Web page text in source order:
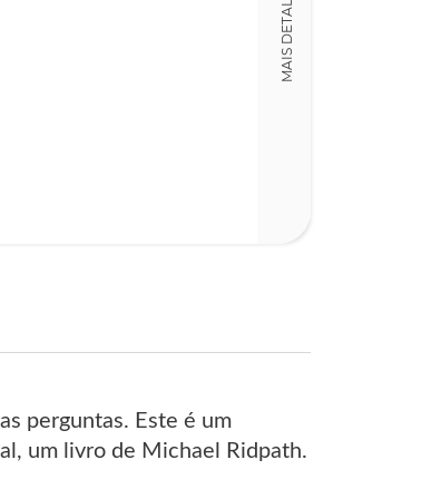
MAIS DETALHES
perguntas. Este é um
um livro de Michael Ridpath.